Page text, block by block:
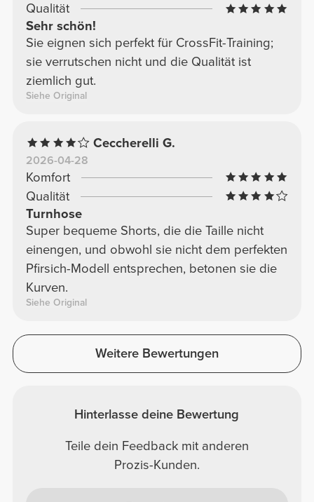
Qualität
Sehr schön!
Sie eignen sich perfekt für CrossFit-Training;
sie verrutschen nicht und die Qualität ist
ziemlich gut.
Siehe Original
Ceccherelli G.
2026-04-28
Komfort
Qualität
Turnhose
Super bequeme Shorts, die die Taille nicht
einengen, und obwohl sie nicht dem perfekten
Pfirsich-Modell entsprechen, betonen sie die
Kurven.
Siehe Original
Weitere Bewertungen
Hinterlasse deine Bewertung
Teile dein Feedback mit anderen
Prozis-Kunden.